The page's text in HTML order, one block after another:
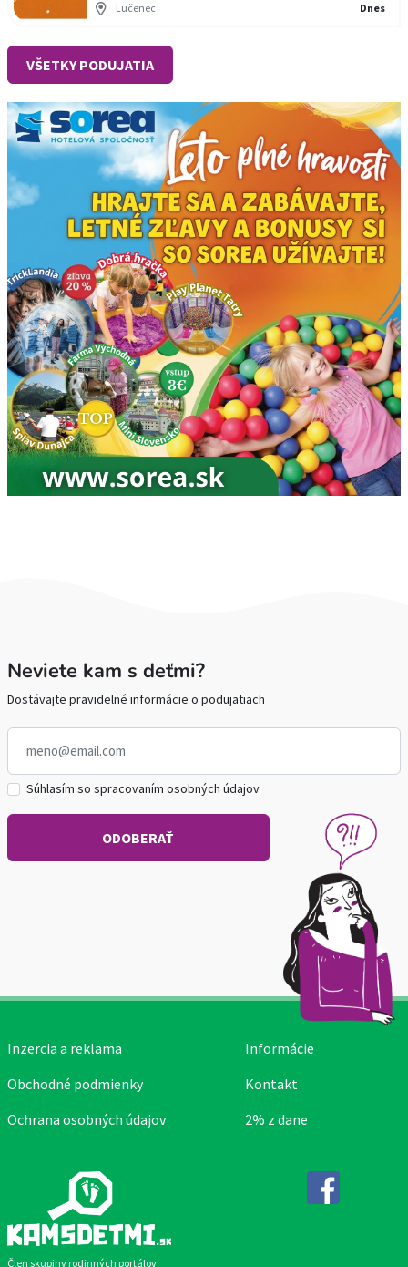
Lučenec Dnes
VŠETKY PODUJATIA
Neviete kam s deťmi?
Dostávajte pravidelné informácie o podujatiach
Súhlasím so spracovaním osobných údajov
Člen skupiny rodinných portálov
Inzercia a reklama
Obchodné podmienky
Ochrana osobných údajov
Informácie
Kontakt
2% z dane